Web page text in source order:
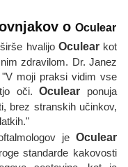
o Oculear
hvalijo Oculearkot
zdravilom. Dr. Janez
"V moji praksi vidim vse
oči.Oculear ponuja
brez stranskih učinkov,
je Oculear
standarde kakovosti